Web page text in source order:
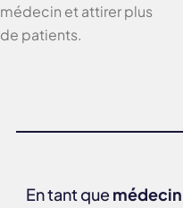
médecin et attirer plus
de patients.
En tant quemédecin